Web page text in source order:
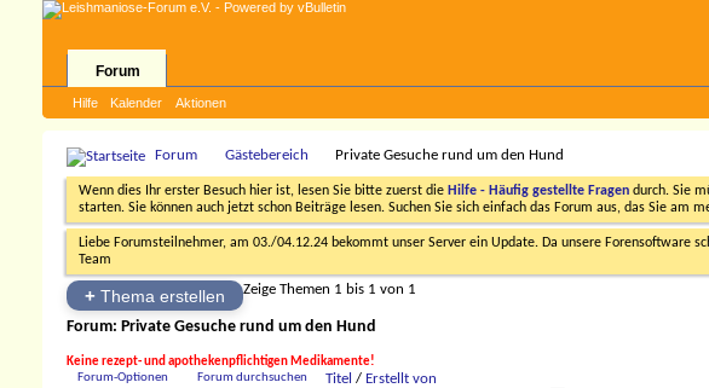
Forum
Hilfe Kalender Aktionen
Forum Gästebereich Private Gesuche rund um den Hund
Wenn dies Ihr erster Besuch hier ist, lesen Sie bitte zuerst die Hilfe - Häufig gestellte Fragen durch. Sie
starten. Sie können auch jetzt schon Beiträge lesen. Suchen Sie sich einfach das Forum aus, das Sie am
Liebe Forumsteilnehmer, am 03./04.12.24 bekommt unser Server ein Update. Da unsere Forensoftware
Team
+ Thema erstellen Zeige Themen 1 bis 1 von 1
Forum: Private Gesuche rund um den Hund
Keine rezept- und apothekenpflichtigen Medikamente!
Forum-Optionen
Forum durchsuchen Titel / Erstellt von